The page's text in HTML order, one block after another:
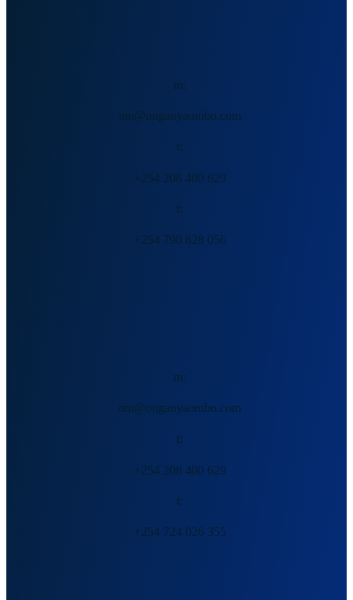
m:
am@onganyaombo.com
t:
+254 208 400 629
t:
+254 790 628 056
m:
om@onganyaombo.com
t:
+254 208 400 629
t:
+254 724 026 355